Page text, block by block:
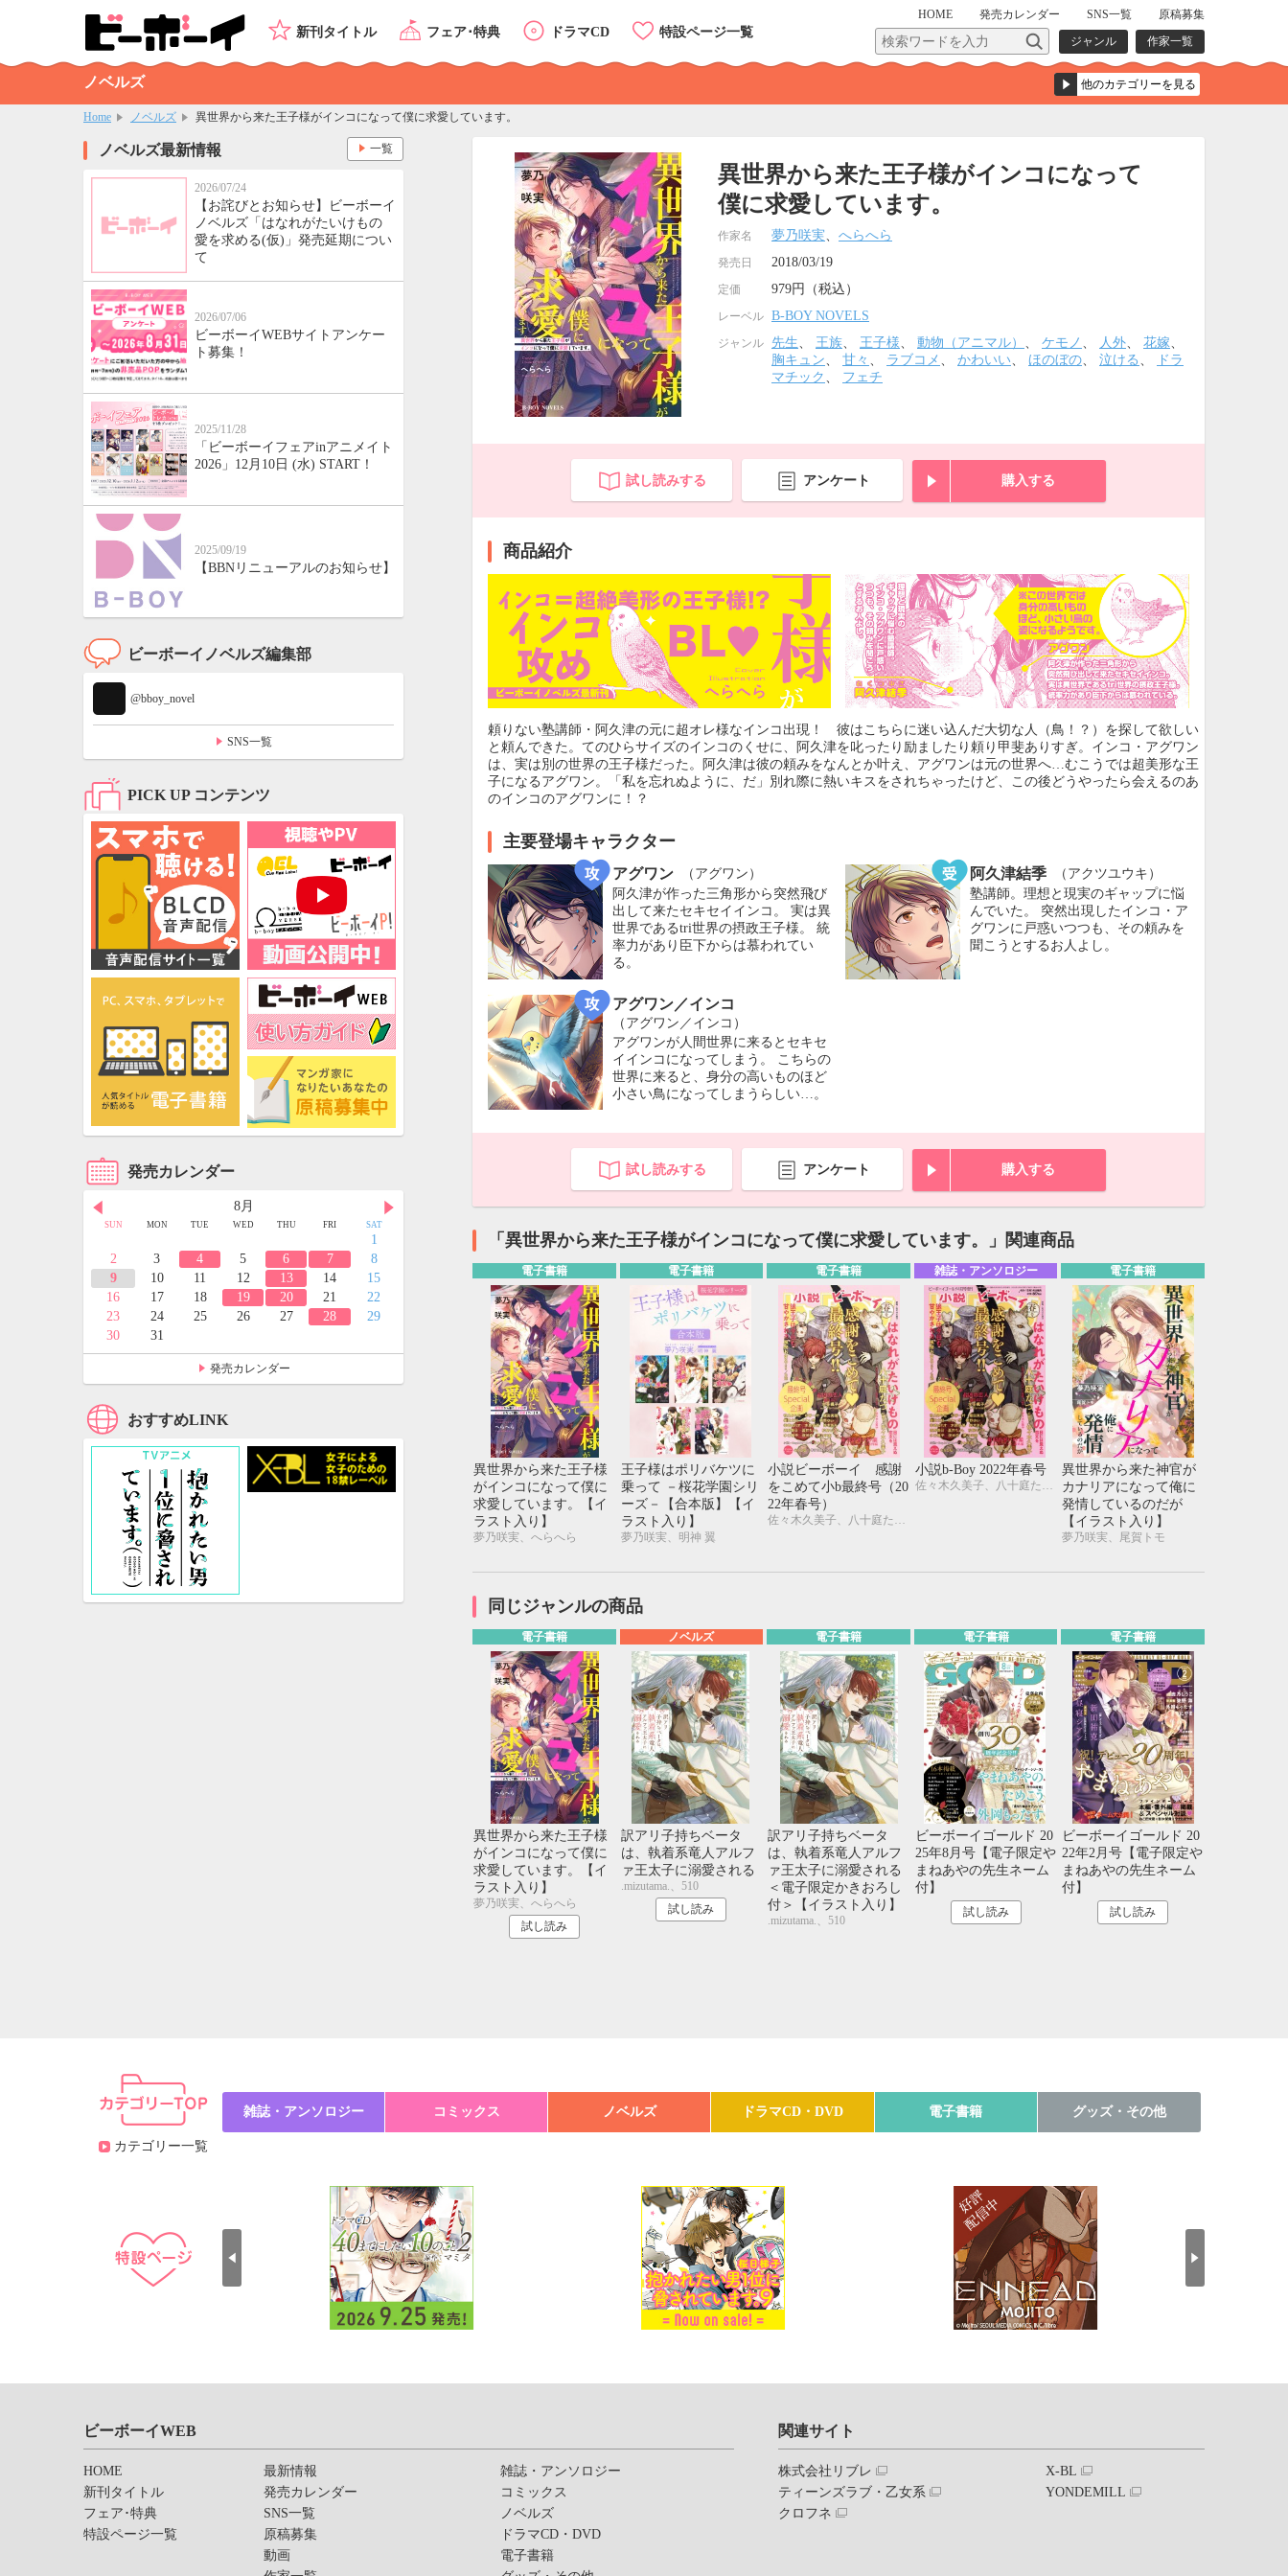
HOME 発売カレンダー SNS一覧
原稿募集
ジャンル
作家一覧
新刊タイトル フェア･特典 ドラマCD 特設ページ一覧
ノベルズ
Home ノベルズ 異世界から来た王子様がインコになって僕に求愛しています。
異世界から来た王子様がインコになって
僕に求愛しています。
作家名 夢乃咲実、 へらへら
発売日 2018/03/19
定価 979円（税込）
レーベル B-BOY NOVELS
ジャンル 先生、 王族、 王子様、 動物（アニマル） 、 ケモノ 、 人外、 花嫁、
胸キュン、 甘々 、 ラブコメ 、 かわいい、 ほのぼの、 泣ける 、
ドラ
マチック 、 フェチ
試し読みする アンケート 購入する
商品紹介
頼りない塾講師・阿久津の元に超オレ様なインコ出現！ 彼はこちらに迷い込んだ大切な人（鳥！？）を探して欲しい
と頼んできた。てのひらサイズのインコのくせに、阿久津を叱ったり励ましたり頼り甲斐ありすぎ。インコ・アグワン
は、実は別の世界の王子様だった。阿久津は彼の頼みをなんとか叶え、アグワンは元の世界へ…むこうでは超美形な王
子になるアグワン。「私を忘れぬように、だ」別れ際に熱いキスをされちゃったけど、この後どうやったら会えるのあ
のインコのアグワンに！？
主要登場キャラクター
アグワン
（アグワン）
阿久津が作った三角形から突然飛び
出して来たセキセイインコ。 実は異
世界であるtri世界の摂政王子様。 統
率力があり臣下からは慕われてい
る。
阿久津結季
（アクツユウキ）
塾講師。理想と現実のギャップに悩
んでいた。 突然出現したインコ・ア
グワンに戸惑いつつも、その頼みを
聞こうとするお人よし。
アグワン／インコ
（アグワン／インコ）
アグワンが人間世界に来るとセキセ
イインコになってしまう。 こちらの
世界に来ると、身分の高いものほど
小さい鳥になってしまうらしい…。
試し読みする アンケート 購入する
「異世界から来た王子様がインコになって僕に求愛しています。」関連商品
電子書籍
異世界から来た王子様
がインコになって僕に
求愛しています。【イ
ラスト入り】
夢乃咲実、へらへら
電子書籍
王子様はポリバケツに
乗って －桜花学園シリ
ーズ－【合本版】【イ
ラスト入り】
夢乃咲実、明神 翼
電子書籍
小説ビーボーイ 感謝
をこめて小b最終号（20
22年春号）
佐々木久美子、八十庭たづ、水壬楓子、しおべり由生、北ミチノ、二駒レイム、秋山みち花、彩寧一叶、飯田実樹、榎田尤利、かわい恋、櫛野ゆい、幸崎ぱれす、木原音瀬、鈴木あみ、遠野春日、温井ちょも、松梶もとや、夜光 花、夢乃咲実、風祭おまる、月輝
雑誌・アンソロジー
小説b-Boy 2022年春号
佐々木久美子、八十庭たづ、水壬楓子、しおべり由生、北ミチノ、二駒レイム、秋山みち花、彩寧一叶、飯田実樹、榎田尤利、かわい恋、櫛野ゆい、幸崎ぱれす、木原音瀬、鈴木あみ、遠野春日、温井ちょも、松梶もとや、夜光 花、夢乃咲実、風祭おまる、月輝
電子書籍
異世界から来た神官が
カナリアになって俺に
発情しているのだが
【イラスト入り】
夢乃咲実、尾賀トモ
同じジャンルの商品
電子書籍
異世界から来た王子様
がインコになって僕に
求愛しています。【イ
ラスト入り】
夢乃咲実、へらへら
試し読み
ノベルズ
訳アリ子持ちベータ
は、執着系竜人アルフ
ァ王太子に溺愛される
.mizutama.、510
試し読み
電子書籍
訳アリ子持ちベータ
は、執着系竜人アルフ
ァ王太子に溺愛される
＜電子限定かきおろし
付＞【イラスト入り】
.mizutama.、510
電子書籍
ビーボーイゴールド 20
25年8月号【電子限定や
まねあやの先生ネーム
付】
試し読み
電子書籍
ビーボーイゴールド 20
22年2月号【電子限定や
まねあやの先生ネーム
付】
試し読み
ノベルズ最新情報
2026/07/24
【お詫びとお知らせ】ビーボーイ
ノベルズ「はなれがたいけもの
愛を求める(仮)」発売延期につい
て
2026/07/06
ビーボーイWEBサイトアンケー
ト募集！
2025/11/28
「ビーボーイフェアinアニメイト
2026」12月10日 (水) START！
2025/09/19
【BBNリニューアルのお知らせ】
一覧
ビーボーイノベルズ編集部
@bboy_novel
SNS一覧
PICK UP コンテンツ
発売カレンダー
8月
SUN MON TUE WED THU FRI SAT
1
2
3 4 5 6 7
8
9
10 11 12 13 14
15
16
17 18 19 20 21
22
23
24 25 26 27 28
29
30
31
9月
1 2 3 4
5
14 15 16 17 18
19
22 23 25
26
29 30
10月
1 2
3
11
12 13 14 15 16
17
18
19 20 21 22 23
24
25
26 27 28 29 30 31
発売カレンダー
おすすめLINK
カテゴリー一覧
雑誌・アンソロジー コミックス ノベルズ ドラマCD・DVD 電子書籍 グッズ・その他
ビーボーイWEB
HOME
新刊タイトル
フェア･特典
特設ページ一覧
最新情報
発売カレンダー
SNS一覧
原稿募集
動画
雑誌・アンソロジー
コミックス
ノベルズ
ドラマCD・DVD
電子書籍
関連サイト
株式会社リブレ
ティーンズラブ・乙女系
クロフネ
X-BL
YONDEMILL